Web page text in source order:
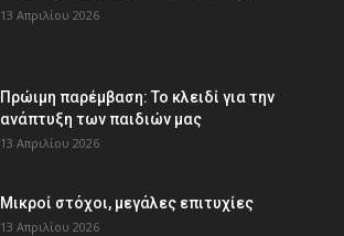
13 Απριλίου 2026
Πρώιμη παρέμβαση: Το κλειδί για την
ανάπτυξη των παιδιών µας
13 Απριλίου 2026
Μικροί στόχοι, μεγάλες επιτυχίες
13 Απριλίου 2026